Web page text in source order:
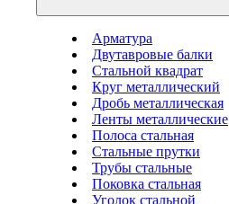
Арматура
Двутавровые балки
Стальной квадрат
Круг металлический
Дробь металлическая
Ленты металлические
Полоса стальная
Стальные прутки
Трубы стальные
Поковка стальная
Уголок стальной